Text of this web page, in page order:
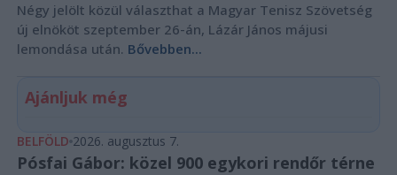
Négy jelölt közül választhat a Magyar Tenisz Szövetség
új elnököt szeptember 26-án, Lázár János májusi
lemondása után. Bővebben...
Ajánljuk még
BELFÖLD 2026. augusztus 7.
Pósfai Gábor: közel 900 egykori rendőr térne